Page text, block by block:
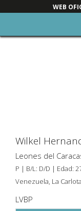
WEB
Wilkel
Leones del
P | B/L: D/D | Edad:
Venezuela, La Carlota
LVBP